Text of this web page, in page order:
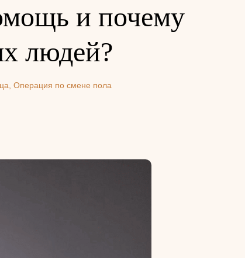
и почему
людей?
Операция по смене пола